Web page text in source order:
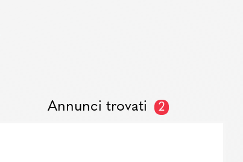
Annunci trovati 2